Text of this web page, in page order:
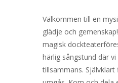
Välkommen till en
glädje och
magisk
härlig sångstund där
tillsammans. Självklart